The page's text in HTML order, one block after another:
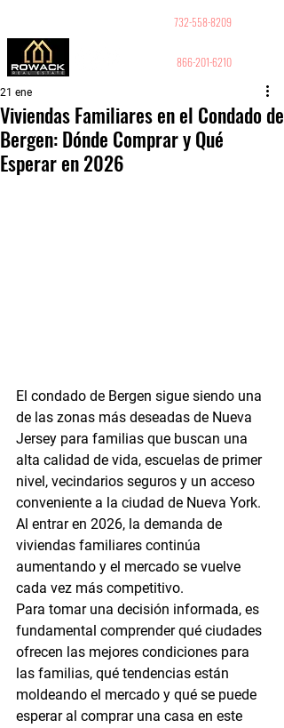
732-558-8209
866-201-6210
Viviendas Familiares en el Condado de
Bergen: Dónde Comprar y Qué
Esperar en 2026
21 ene
El condado de Bergen sigue siendo una
de las zonas más deseadas de Nueva
Jersey para familias que buscan una
alta calidad de vida, escuelas de primer
nivel, vecindarios seguros y un acceso
conveniente a la ciudad de Nueva York.
Al entrar en 2026, la demanda de
viviendas familiares continúa
aumentando y el mercado se vuelve
cada vez más competitivo.
Para tomar una decisión informada, es
fundamental comprender qué ciudades
ofrecen las mejores condiciones para
las familias, qué tendencias están
moldeando el mercado y qué se puede
esperar al comprar una casa en este